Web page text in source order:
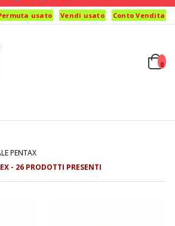
usato Vendi usato Conto Vendita
0
PENTAX
- 26 PRODOTTI PRESENTI